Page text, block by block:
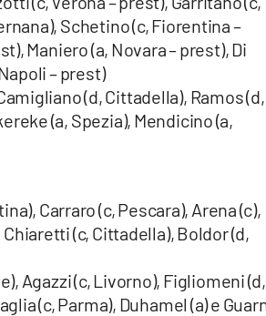
Schetino (c, Fiorentina –
Maniero (a, Novara – prest), Di
– prest)
(d, Cittadella), Ramos (d,
(a, Spezia), Mendicino (a,
Carraro (c, Pescara), Arena (c),
(c, Cittadella), Boldor (d,
Agazzi (c, Livorno), Figliomeni (d,
(c, Parma), Duhamel (a) e